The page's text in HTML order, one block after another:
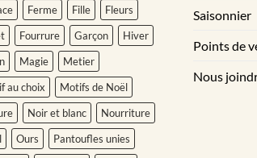
Ferme Fille
Fleurs
Fourrure Garçon
Hiver
Magie
Metier
au choix
Motifs de Noël
Noir et blanc
Nourriture
Ours Pantoufles unies
Saisonnier
Points de
Nous